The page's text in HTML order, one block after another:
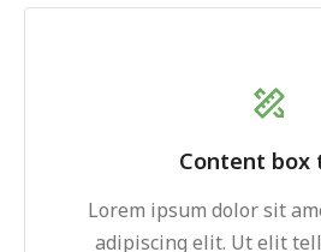
Content box
Lorem ipsum dolor sit
adipiscing elit. Ut elit